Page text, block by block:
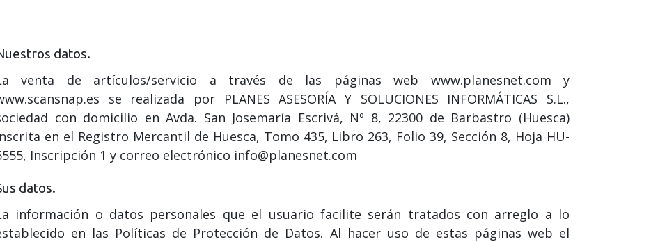
datos.
venta de artículos/servicio a través de las páginas web www.planesnet.com y
se realizada por PLANES ASESORÍA Y SOLUCIONES INFORMÁTICAS S.L.,
con domicilio en Avda. San Josemaría Escrivá, Nº 8, 22300 de Barbastro (Huesca)
en el Registro Mercantil de Huesca, Tomo 435, Libro 263, Folio 39, Sección 8, Hoja HU-
Inscripción 1 y correo electrónico info@planesnet.com
datos.
información o datos personales que el usuario facilite serán tratados con arreglo a lo
en las Políticas de Protección de Datos. Al hacer uso de estas páginas web el